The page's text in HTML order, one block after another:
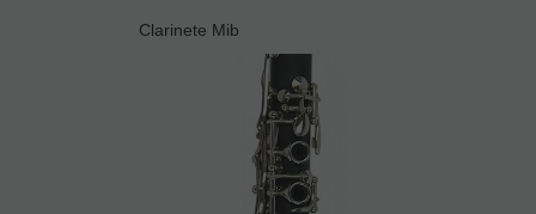
Clarinete Mib